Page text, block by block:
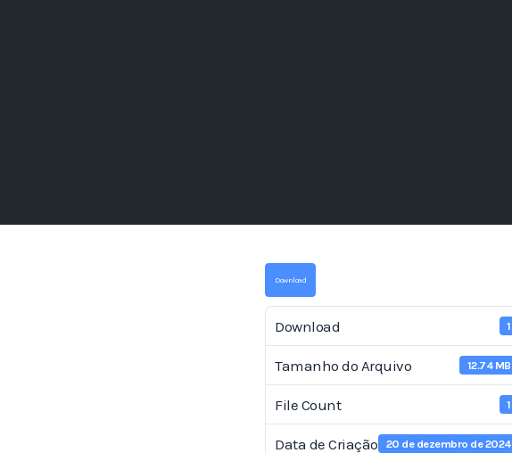
Download
Download 1
Tamanho do Arquivo 12.74 MB
File Count 1
Data de Criação 20 de dezembro de 2024